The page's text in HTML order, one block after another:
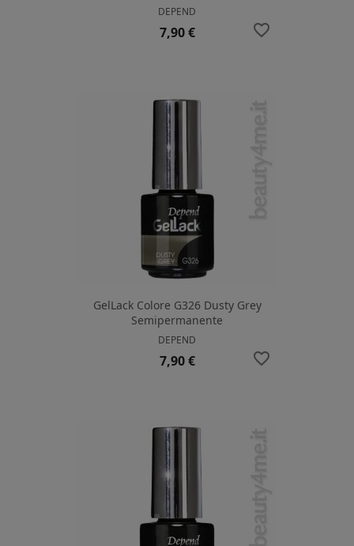
DEPEND
Prezzo
7,90 € favorite_border
GelLack Colore G326 Dusty Grey
Semipermanente
DEPEND
Prezzo
7,90 € favorite_border